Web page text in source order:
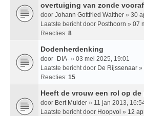
overtuiging van zonde vooraf
door Johann Gottfried Walther » 30
Laatste bericht door Posthoorn » 07
Reacties: 8
Dodenherdenking
door -DIA- » 03 mei 2025, 19:01
Laatste bericht door De Rijssenaar »
Reacties: 15
Heeft de vrouw een rol op de
door Bert Mulder » 11 jan 2013,
Laatste bericht door Hoopvol » 12